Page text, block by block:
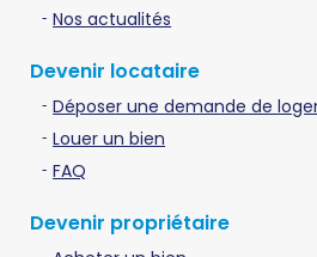
Nos actualités
Devenir locataire
Déposer une demande de
Louer un bien
FAQ
Devenir propriétaire